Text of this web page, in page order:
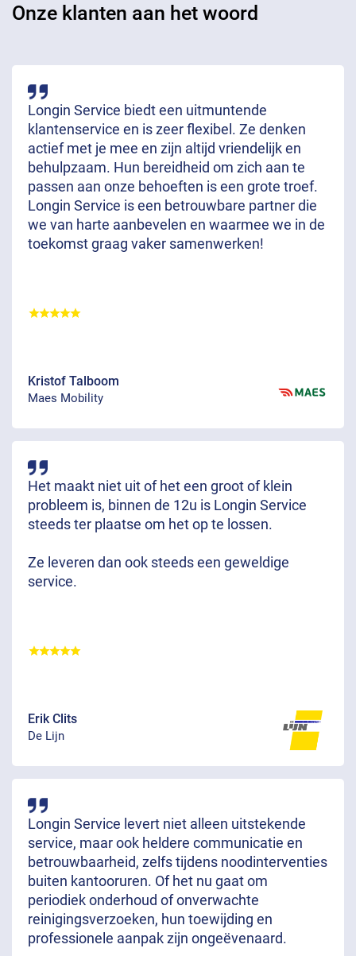
Onze klanten aan het woord
Longin Service biedt een uitmuntende
klantenservice en is zeer flexibel. Ze denken
actief met je mee en zijn altijd vriendelijk en
behulpzaam. Hun bereidheid om zich aan te
passen aan onze behoeften is een grote troef.
Longin Service is een betrouwbare partner die
we van harte aanbevelen en waarmee we in de
toekomst graag vaker samenwerken!
Kristof Talboom
Maes Mobility
Het maakt niet uit of het een groot of klein
probleem is, binnen de 12u is Longin Service
steeds ter plaatse om het op te lossen.
Ze leveren dan ook steeds een geweldige
service.
Erik Clits
De Lijn
Longin Service levert niet alleen uitstekende
service, maar ook heldere communicatie en
betrouwbaarheid, zelfs tijdens noodinterventies
buiten kantooruren. Of het nu gaat om
periodiek onderhoud of onverwachte
reinigingsverzoeken, hun toewijding en
professionele aanpak zijn ongeëvenaard.